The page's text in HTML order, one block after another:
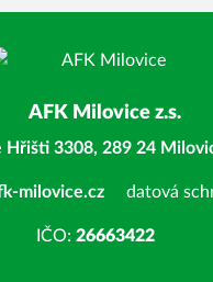
AFK Milovice z.s.
Hřišti 3308, 289 24
milovice.czdatová
IČO: 26663422